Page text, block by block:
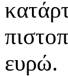
ευρώ.